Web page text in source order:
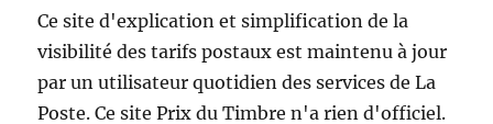
Ce site d'explication et simplification de la
visibilité des tarifs postaux est maintenu à jour
par un utilisateur quotidien des services de La
Poste. Ce site Prix du Timbre n'a rien d'officiel.